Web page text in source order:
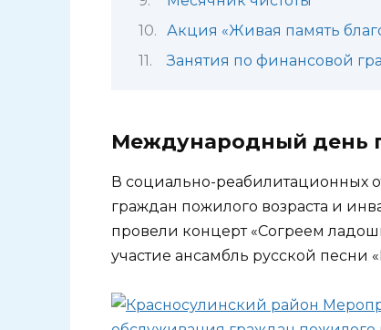
Акция «Живая память
Занятия по финансовой
Международный день
В социально-реабилитационных
граждан пожилого возраста и
провели концерт «Согреем
участие ансамбль русской песни